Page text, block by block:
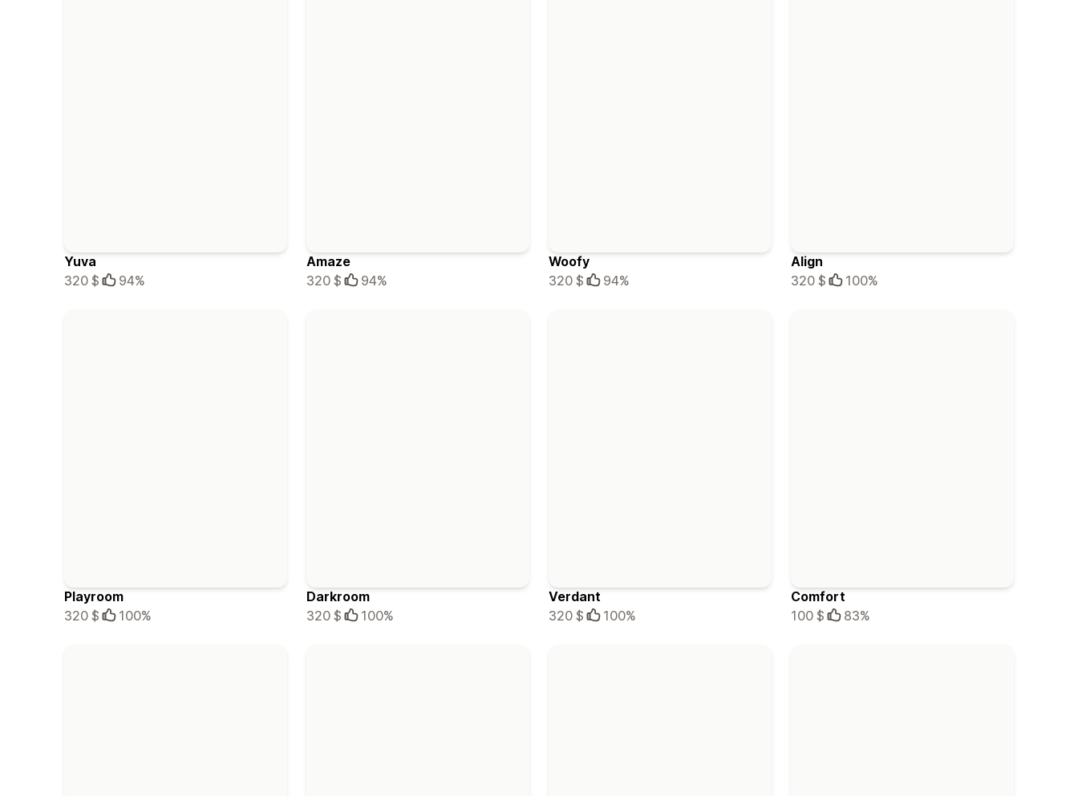
Yuva
320 $
94%
Amaze
320 $
94%
Woofy
320 $
94%
Align
320 $
100%
Playroom
320 $
100%
Darkroom
320 $
100%
Verdant
320 $
100%
Comfort
100 $
83%